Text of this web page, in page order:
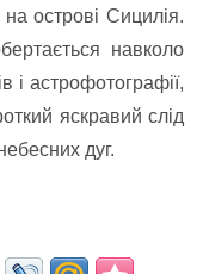
на острові Сицилія.
навколо
і астрофотографії,
яскравий слід
дуг.